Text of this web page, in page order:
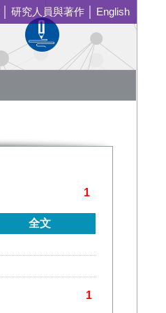
研究人員與著作 English
1
全文
1